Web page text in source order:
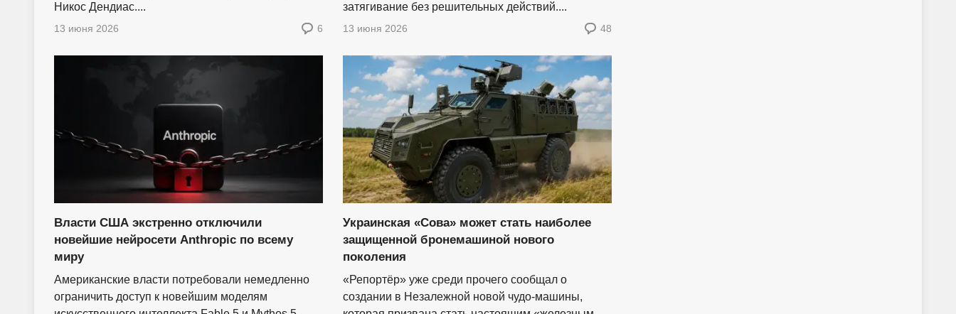
Никос Дендиас....
13 июня 2026 6
затягивание без решительных действий....
13 июня 2026 48
Власти США экстренно отключили
новейшие нейросети Anthropic по всему
миру
Американские власти потребовали немедленно
ограничить доступ к новейшим моделям
Украинская «Сова» может стать наиболее
защищенной бронемашиной нового
поколения
«Репортёр» уже среди прочего сообщал о
создании в Незалежной новой чудо-машины,